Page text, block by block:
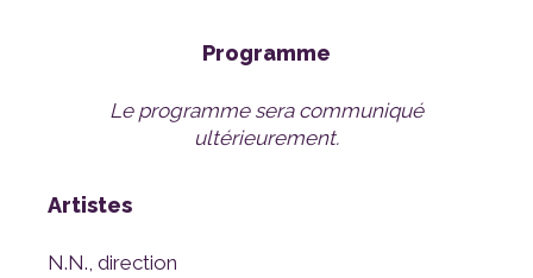
Programme
ultérieurement.
Artistes
N.N., direction